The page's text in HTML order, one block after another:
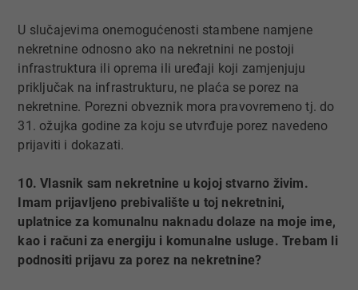
U slučajevima onemogućenosti stambene namjene
nekretnine odnosno ako na nekretnini ne postoji
infrastruktura ili oprema ili uređaji koji zamjenjuju
priključak na infrastrukturu, ne plaća se porez na
nekretnine. Porezni obveznik mora pravovremeno tj. do
31. ožujka godine za koju se utvrđuje porez navedeno
prijaviti i dokazati.
10. Vlasnik sam nekretnine u kojoj stvarno živim.
Imam prijavljeno prebivalište u toj nekretnini,
uplatnice za komunalnu naknadu dolaze na moje ime,
kao i računi za energiju i komunalne usluge. Trebam li
podnositi prijavu za porez na nekretnine?